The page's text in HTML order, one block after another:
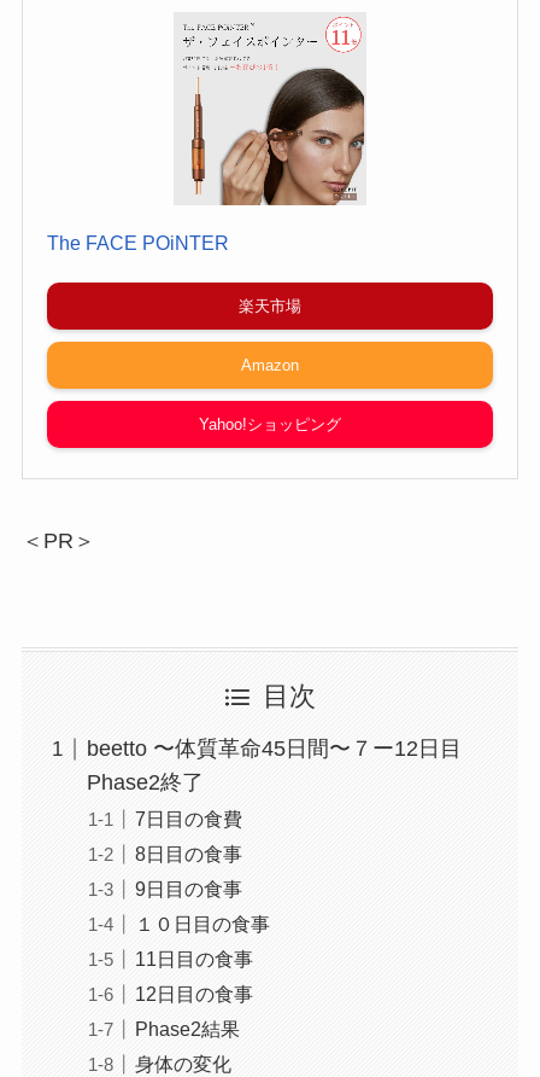
The FACE POiNTER
楽天市場
Amazon
Yahoo!ショッピング
＜PR＞
目次
beetto 〜体質革命45日間〜７ー12日目
Phase2終了
7日目の食費
8日目の食事
9日目の食事
１０日目の食事
11日目の食事
12日目の食事
Phase2結果
身体の変化